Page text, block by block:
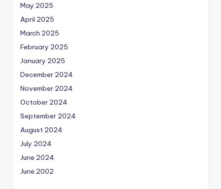
May 2025
April 2025
March 2025
February 2025
January 2025
December 2024
November 2024
October 2024
September 2024
August 2024
July 2024
June 2024
June 2002